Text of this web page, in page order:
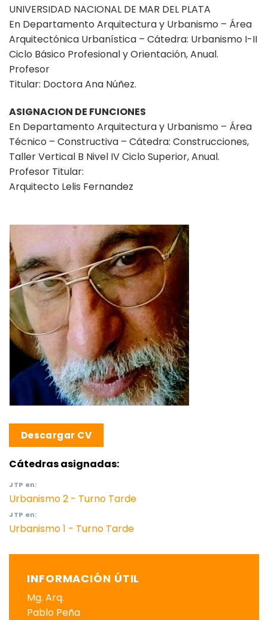
UNIVERSIDAD NACIONAL DE MAR DEL PLATA
En Departamento Arquitectura y Urbanismo – Área
Arquitectónica Urbanística – Cátedra: Urbanismo I-II
Ciclo Básico Profesional y Orientación, Anual.
Profesor
Titular: Doctora Ana Núñez.
ASIGNACION DE FUNCIONES
En Departamento Arquitectura y Urbanismo – Área
Técnico – Constructiva – Cátedra: Construcciones,
Taller Vertical B Nivel IV Ciclo Superior, Anual.
Profesor Titular:
Arquitecto Lelis Fernandez
Descargar CV
Cátedras asignadas:
JTP en:
Urbanismo 2 - Turno Tarde
JTP en:
Urbanismo 1 - Turno Tarde
INFORMACIÓN ÚTIL
Mg. Arq.
Pablo Peña